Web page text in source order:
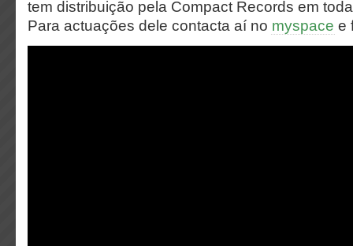
tem distribuição pela Compact Records em
Para actuações dele contacta aí no myspace e